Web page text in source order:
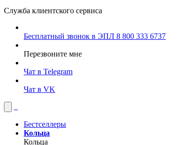
Служба клиентского сервиса
Бесплатный звонок в ЭПЛ 8 800 333 6737
Перезвоните мне
Чат в Telegram
Чат в VK
Бестселлеры
Кольца
Кольца